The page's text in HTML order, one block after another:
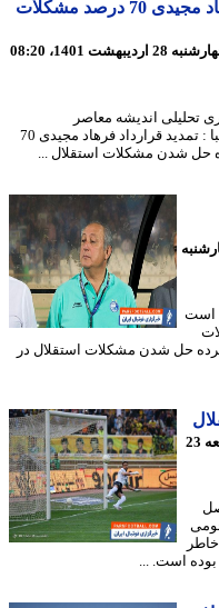
بهتاش فریبا : تمدید قرارداد فرهاد مجیدی 70 درصد مشکلات
اندیشه معاصر
ANDISHEMOASER News Agency،بهتاش فریبا : تمدید قرارداد فرهاد مجیدی 70
مشکلات استقلال ...
حل شدن مشکلات استقلال در
23
است. ...